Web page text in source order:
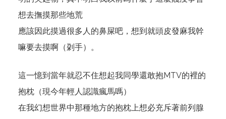
想去撫摸那些地荒
應該因此摸過很多人的鼻屎吧，想到就頭皮發麻我幹
嘛要去摸啊（刴手）。
這一憶到當年就忍不住想起我同學還敢抱MTV的裡的
抱枕（現今年輕人認識瘋馬嗎）
在我幻想世界中那種地方的抱枕上想必充斥著前列腺